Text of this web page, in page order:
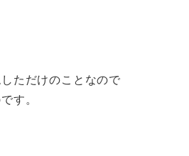
ただけのことなので
す。